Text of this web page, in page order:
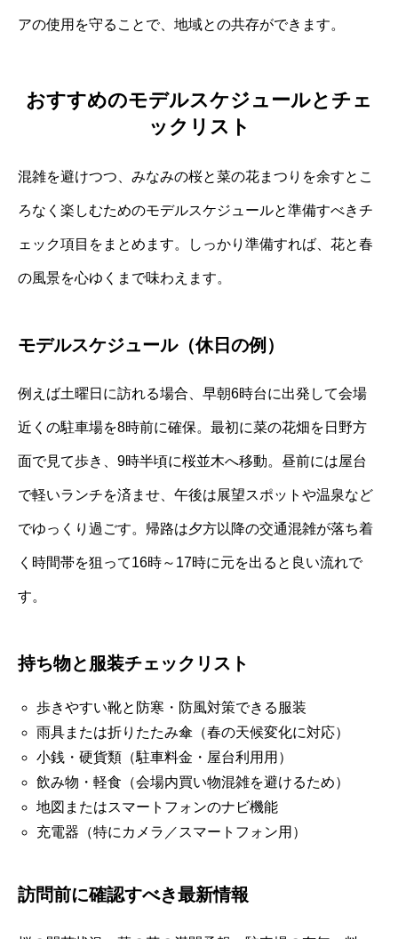
アの使用を守ることで、地域との共存ができます。
おすすめのモデルスケジュールとチェ
ックリスト
混雑を避けつつ、みなみの桜と菜の花まつりを余すとこ
ろなく楽しむためのモデルスケジュールと準備すべきチ
ェック項目をまとめます。しっかり準備すれば、花と春
の風景を心ゆくまで味わえます。
モデルスケジュール（休日の例）
例えば土曜日に訪れる場合、早朝6時台に出発して会場
近くの駐車場を8時前に確保。最初に菜の花畑を日野方
面で見て歩き、9時半頃に桜並木へ移動。昼前には屋台
で軽いランチを済ませ、午後は展望スポットや温泉など
でゆっくり過ごす。帰路は夕方以降の交通混雑が落ち着
く時間帯を狙って16時～17時に元を出ると良い流れで
す。
持ち物と服装チェックリスト
歩きやすい靴と防寒・防風対策できる服装
雨具または折りたたみ傘（春の天候変化に対応）
小銭・硬貨類（駐車料金・屋台利用用）
飲み物・軽食（会場内買い物混雑を避けるため）
地図またはスマートフォンのナビ機能
充電器（特にカメラ／スマートフォン用）
訪問前に確認すべき最新情報